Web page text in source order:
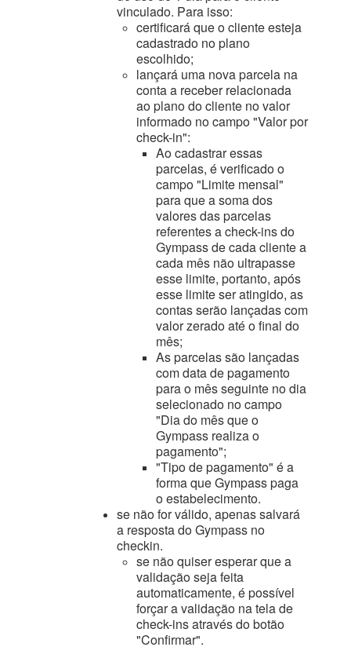
vinculado. Para isso:
certificará que o cliente esteja
cadastrado no plano
escolhido;
lançará uma nova parcela na
conta a receber relacionada
ao plano do cliente no valor
informado no campo "Valor por
check-in":
Ao cadastrar essas
parcelas, é verificado o
campo "Limite mensal"
para que a soma dos
valores das parcelas
referentes a check-ins do
Gympass de cada cliente a
cada mês não ultrapasse
esse limite, portanto, após
esse limite ser atingido, as
contas serão lançadas com
valor zerado até o final do
mês;
As parcelas são lançadas
com data de pagamento
para o mês seguinte no dia
selecionado no campo
"Dia do mês que o
Gympass realiza o
pagamento";
"Tipo de pagamento" é a
forma que Gympass paga
o estabelecimento.
se não for válido, apenas salvará
a resposta do Gympass no
checkin.
se não quiser esperar que a
validação seja feita
automaticamente, é possível
forçar a validação na tela de
check-ins através do botão
"Confirmar".